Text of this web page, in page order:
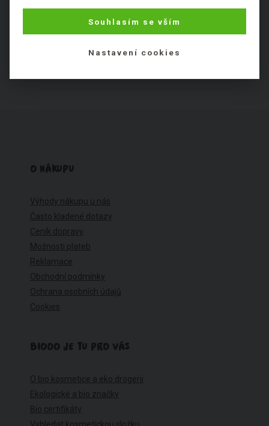
Nezařaditelné látky
O NÁKUPU
Výhody nákupu u nás
Často kladené dotazy
Ceník dopravy
Možnosti plateb
Reklamace
Obchodní podmínky
Ochrana osobních údajů
Cookies
BIOOO JE TU PRO VÁS
O bio kosmetice a eko drogerii
Ekologické a bio značky
Bio certifikáty
Souhlasím se vším
Nastavení cookies